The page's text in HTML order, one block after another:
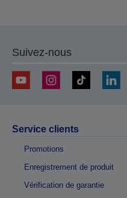
Suivez-nous
Service clients
Promotions
Enregistrement de produit
Vérification de garantie